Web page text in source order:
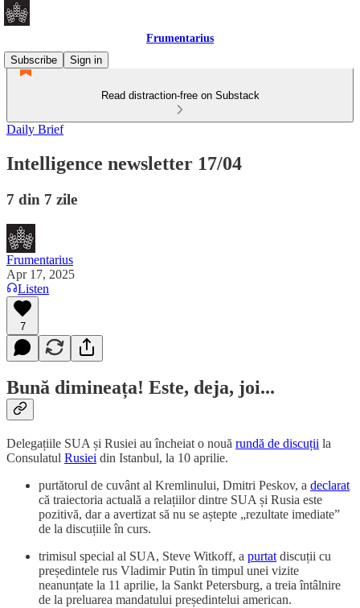
Frumentarius
Subscribe
Sign in
Read distraction-free on Substack
Daily Brief
Intelligence newsletter 17/04
7 din 7 zile
Frumentarius
Apr 17, 2025
Listen
7
Bună dimineața! Este, deja, joi...
Delegațiile SUA și Rusiei au încheiat o nouă rundă de discuții la
Consulatul Rusiei din Istanbul, la 10 aprilie.
purtătorul de cuvânt al Kremlinului, Dmitri Peskov, a declarat
că traiectoria actuală a relațiilor dintre SUA și Rusia este
pozitivă, dar a avertizat să nu se aștepte „rezultate imediate”
de la discuțiile în curs.
trimisul special al SUA, Steve Witkoff, a purtat discuții cu
președintele rus Vladimir Putin în timpul unei vizite
neanunțate la 11 aprilie, la Sankt Petersburg, a treia întâlnire
de la preluarea mandatului președintelui american.